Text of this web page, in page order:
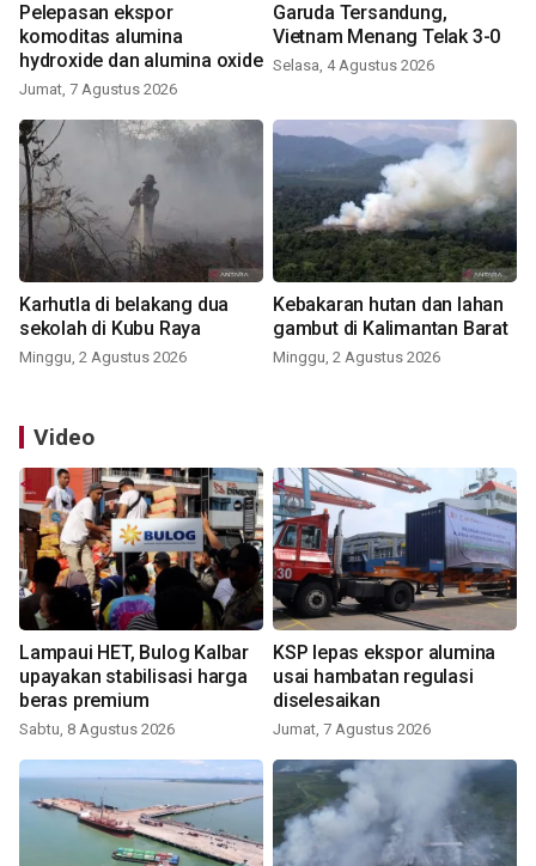
Pelepasan ekspor
komoditas alumina
hydroxide dan alumina oxide
Jumat, 7 Agustus 2026
Garuda Tersandung,
Vietnam Menang Telak 3-0
Selasa, 4 Agustus 2026
Karhutla di belakang dua
sekolah di Kubu Raya
Minggu, 2 Agustus 2026
Kebakaran hutan dan lahan
gambut di Kalimantan Barat
Minggu, 2 Agustus 2026
Video
Lampaui HET, Bulog Kalbar
upayakan stabilisasi harga
beras premium
Sabtu, 8 Agustus 2026
KSP lepas ekspor alumina
usai hambatan regulasi
diselesaikan
Jumat, 7 Agustus 2026